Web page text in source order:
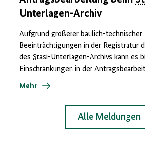
Unterlagen-Archiv
Aufgrund größerer baulich-technischer
Beeinträchtigungen in der Registratur
des Stasi-Unterlagen-Archivs kann es
Einschränkungen in der
Mehr
Alle Meldungen